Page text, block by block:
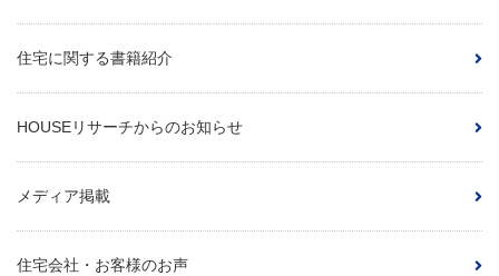
住宅に関する書籍紹介
HOUSEリサーチからのお知らせ
メディア掲載
住宅会社・お客様のお声